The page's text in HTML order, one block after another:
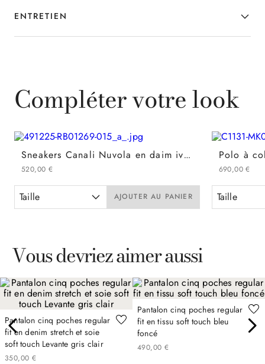
ENTRETIEN
Compléter votre look
690,00 €
Taille
Sneakers Canali Nuvola en daim ivoire avec nervures
520,00 €
Taille AJOUTER AU PANIER
Vous devriez aimer aussi
Pantalon cinq poches regular
fit en denim stretch et soie
soft touch Levante gris clair
350,00 €
Pantalon cinq poches regular
fit en tissu soft touch bleu
foncé
490,00 €